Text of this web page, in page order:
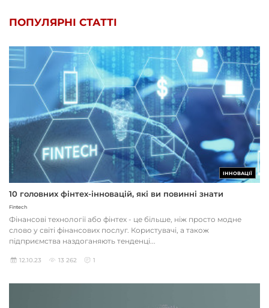
ПОПУЛЯРНІ СТАТТІ
ІННОВАЦІЇ
10 головних фінтех-інновацій, які ви повинні знати
Fintech
Фінансові технології або фінтех - це більше, ніж просто модне
слово у світі фінансових послуг. Користувачі, а також
підприємства наздоганяють тенденці...
12.10.23 13 262 1